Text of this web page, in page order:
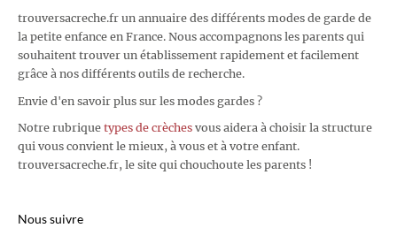
trouversacreche.fr un annuaire des différents modes de garde de
la petite enfance en France. Nous accompagnons les parents qui
souhaitent trouver un établissement rapidement et facilement
grâce à nos différents outils de recherche.
Envie d'en savoir plus sur les modes gardes ?
Notre rubrique types de crèches vous aidera à choisir la structure
qui vous convient le mieux, à vous et à votre enfant.
trouversacreche.fr, le site qui chouchoute les parents !
Nous suivre